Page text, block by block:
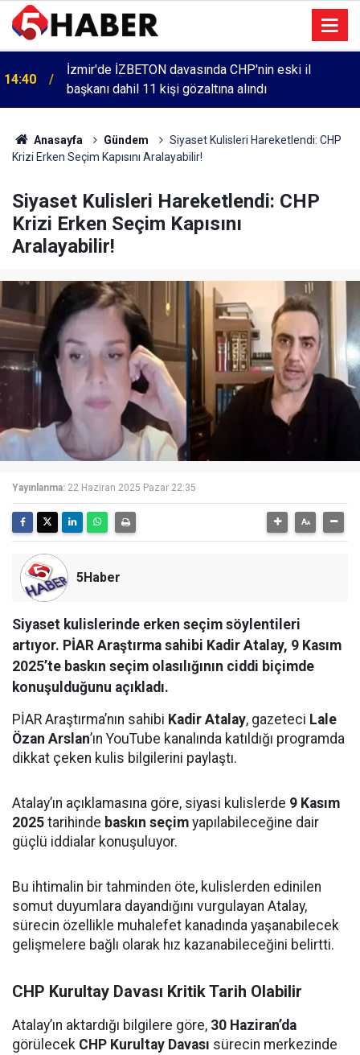
14:40
İzmir'de İZBETON davasında CHP'nin eski il
başkanı dahil 11 kişi gözaltına alındı
Anasayfa Gündem
Siyaset Kulisleri Hareketlendi: CHP
Krizi Erken Seçim Kapısını Aralayabilir!
Siyaset Kulisleri Hareketlendi: CHP
Krizi Erken Seçim Kapısını
Aralayabilir!
Yayınlanma: 22 Haziran 2025 Pazar 22:35
5Haber
Siyaset kulislerinde erken seçim söylentileri
artıyor. PİAR Araştırma sahibi Kadir Atalay, 9 Kasım
2025’te baskın seçim olasılığının ciddi biçimde
konuşulduğunu açıkladı.
PİAR Araştırma’nın sahibi Kadir Atalay, gazeteci Lale
Özan Arslan’ın YouTube kanalında katıldığı programda
dikkat çeken kulis bilgilerini paylaştı.
Atalay’ın açıklamasına göre, siyasi kulislerde 9 Kasım
2025 tarihinde baskın seçim yapılabileceğine dair
güçlü iddialar konuşuluyor.
Bu ihtimalin bir tahminden öte, kulislerden edinilen
somut duyumlara dayandığını vurgulayan Atalay,
sürecin özellikle muhalefet kanadında yaşanabilecek
gelişmelere bağlı olarak hız kazanabileceğini belirtti.
CHP Kurultay Davası Kritik Tarih Olabilir
Atalay’ın aktardığı bilgilere göre, 30 Haziran’da
görülecek CHP Kurultay Davası sürecin merkezinde